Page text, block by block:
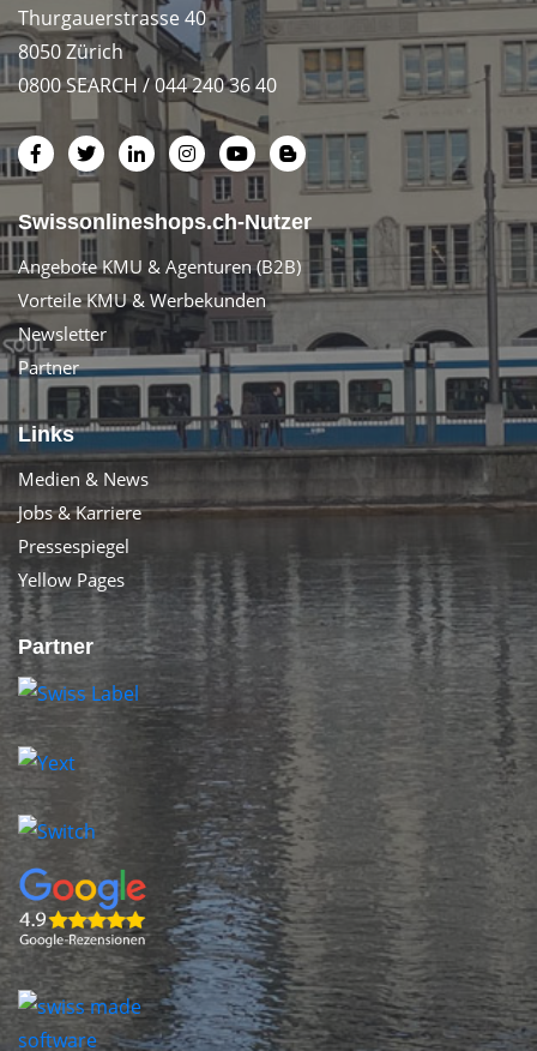
Thurgauerstrasse 40
8050 Zürich
0800 SEARCH / 044 240 36 40
Swissonlineshops.ch-Nutzer
Angebote KMU & Agenturen (B2B)
Vorteile KMU & Werbekunden
Newsletter
Partner
Links
Medien & News
Jobs & Karriere
Pressespiegel
Yellow Pages
Partner